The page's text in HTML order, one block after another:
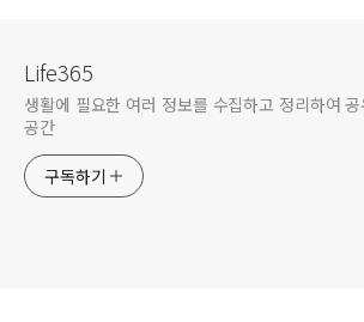
Life365
생활에 필요한 여러 정보를 수집하고 정리하여
공간
구독하기